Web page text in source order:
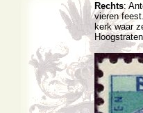
Rechts:
vieren
kerk waar